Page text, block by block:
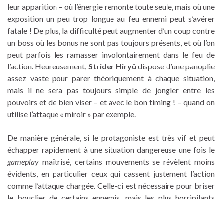
leur apparition – où l’énergie remonte toute seule, mais où une
exposition un peu trop longue au feu ennemi peut s’avérer
fatale ! De plus, la difficulté peut augmenter d’un coup contre
un boss où les bonus ne sont pas toujours présents, et où l’on
peut parfois les ramasser involontairement dans le feu de
l’action. Heureusement, Strider Hiryû dispose d’une panoplie
assez vaste pour parer théoriquement à chaque situation,
mais il ne sera pas toujours simple de jongler entre les
pouvoirs et de bien viser – et avec le bon timing ! – quand on
utilise l’attaque « miroir » par exemple.
De manière générale, si le protagoniste est très vif et peut
échapper rapidement à une situation dangereuse une fois le
gameplay maîtrisé, certains mouvements se révèlent moins
évidents, en particulier ceux qui cassent justement l’action
comme l’attaque chargée. Celle-ci est nécessaire pour briser